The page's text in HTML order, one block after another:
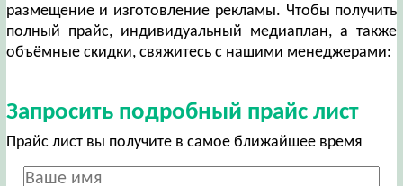
размещение и изготовление рекламы. Чтобы получить
полный прайс, индивидуальный медиаплан, а также
объёмные скидки, свяжитесь с нашими менеджерами:
Запросить подробный прайс лист
Прайс лист вы получите в самое ближайшее время